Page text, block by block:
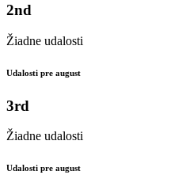
2nd
Žiadne udalosti
Udalosti pre august
3rd
Žiadne udalosti
Udalosti pre august